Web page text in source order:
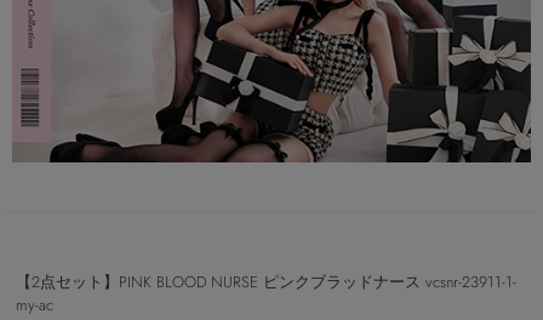
【2点セット】PINK BLOOD NURSE ピンクブラッドナース vcsnr-23911-1-
my-ac